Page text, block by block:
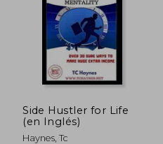
50%
dcto.
$ 7.041
Side Hustler for Life
(en Inglés)
Haynes, Tc